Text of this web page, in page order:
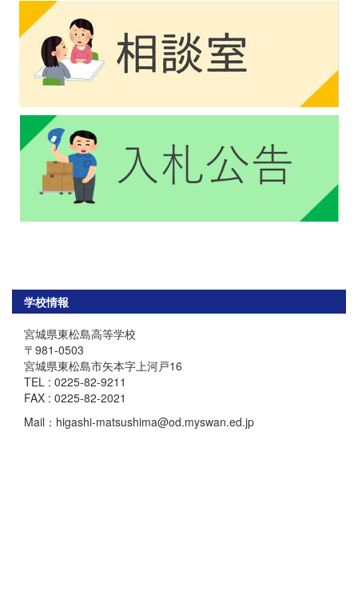
学校情報
宮城県東松島高等学校
〒981-0503
宮城県東松島市矢本字上河戸16
TEL : 0225-82-9211
FAX : 0225-82-2021
Mail：higashi-matsushima@od.myswan.ed.jp